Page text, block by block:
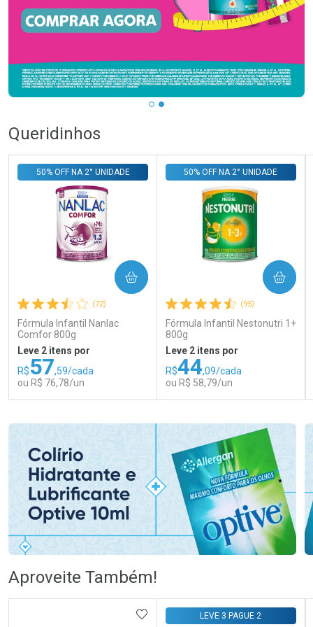
Queridinhos
(72)
Fórmula Infantil Nanlac
Comfor 800g
50% OFF NA 2° UNIDADE
Leve 2 itens por
R$57,59/cada
ou R$ 76,78/un
COMPRAR
Comprar sem Desconto
Comprar sem Desconto
(95)
Fórmula Infantil Nestonutri 1+
800g
50% OFF NA 2° UNIDADE
Leve 2 itens por
R$44,09/cada
ou R$ 58,79/un
COMPRAR
Laboratório
Comprar sem Desconto
Por R$ 58,79/cada
Por Menos
Comprar sem Desconto
Por R$ 58,79/cada
Aproveite Também!
ADICIONAR AOS FAVORITOS
LEVE 3 PAGUE 2